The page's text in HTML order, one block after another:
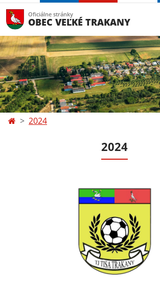
Oficiálne stránky
OBEC VEĽKÉ TRAKANY
2024
2024